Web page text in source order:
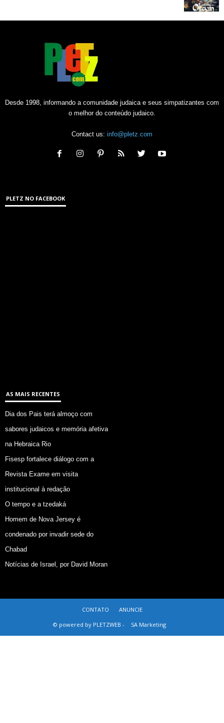
Desde 1998, informando a comunidade judaica e seus simpatizantes com
o melhor do conteúdo judaico.
Contact us: info@pletz.com
PLETZ NO FACEBOOK
AS MAIS RECENTES
Dia dos Pais terá almoço com
sabores judaicos e memória afetiva
na Hebraica Rio
Fisesp fortalece diálogo com a
Revista Exame em visita
institucional à redação
O tempo e a tzedaká
Homem de Nova Jersey é
condenado por invadir sede do
Chabad
Notícias de Israel, por David Moran
CONTATO
ANUNCIE
© powered by PLETZWEB -
SA Marketing